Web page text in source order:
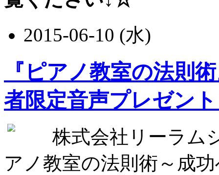
2015-06-10 (水)
『ピアノ教室の法則
者限定音声プレゼン
株式会社リーラム
アノ教室の法則術～成